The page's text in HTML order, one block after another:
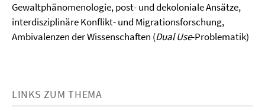
Gewaltphänomenologie, post- und dekoloniale Ansätze,
interdisziplinäre Konflikt- und Migrationsforschung,
Ambivalenzen der Wissenschaften (Dual Use-Problematik)
LINKS ZUM THEMA